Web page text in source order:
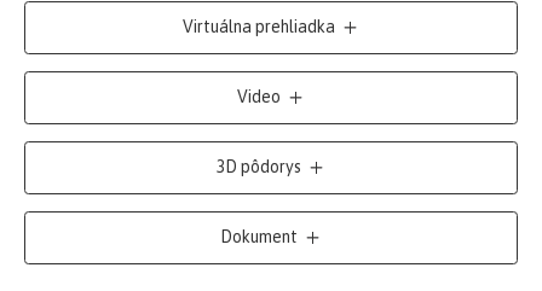
Virtuálna prehliadka
Video
3D pôdorys
Dokument